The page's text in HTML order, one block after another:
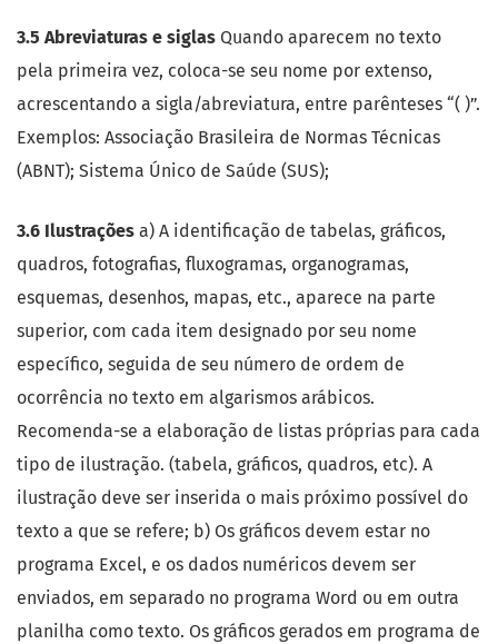
3.5 Abreviaturas e siglas Quando aparecem no texto
pela primeira vez, coloca-se seu nome por extenso,
acrescentando a sigla/abreviatura, entre parênteses “( )”.
Exemplos: Associação Brasileira de Normas Técnicas
(ABNT); Sistema Único de Saúde (SUS);
3.6 Ilustrações a) A identificação de tabelas, gráficos,
quadros, fotografias, fluxogramas, organogramas,
esquemas, desenhos, mapas, etc., aparece na parte
superior, com cada item designado por seu nome
específico, seguida de seu número de ordem de
ocorrência no texto em algarismos arábicos.
Recomenda-se a elaboração de listas próprias para cada
tipo de ilustração. (tabela, gráficos, quadros, etc). A
ilustração deve ser inserida o mais próximo possível do
texto a que se refere; b) Os gráficos devem estar no
programa Excel, e os dados numéricos devem ser
enviados, em separado no programa Word ou em outra
planilha como texto. Os gráficos gerados em programa de